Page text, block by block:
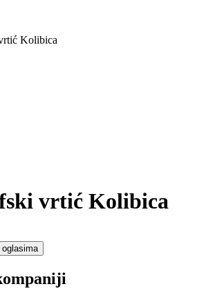
Kolibica
vrtić Kolibica